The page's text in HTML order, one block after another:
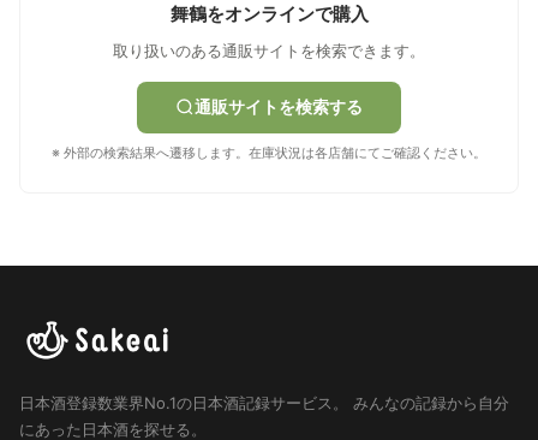
舞鶴をオンラインで購入
取り扱いのある通販サイトを検索できます。
通販サイトを検索する
※ 外部の検索結果へ遷移します。在庫状況は各店舗にてご確認ください。
日本酒登録数業界No.1の日本酒記録サービス。
みんなの記録から自分
にあった日本酒を探せる。